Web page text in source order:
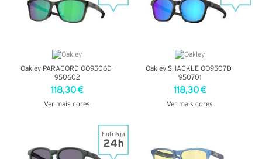
Oakley PARACORD OO9506D-
950602
118,30 €
Ver mais cores
Oakley SHACKLE OO9507D-
950701
118,30 €
Ver mais cores